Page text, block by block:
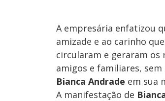
A empresária enfatizou
amizade e ao carinho
circularam e geraram
amigos e familiares,
Bianca Andrade em sua
A manifestação de